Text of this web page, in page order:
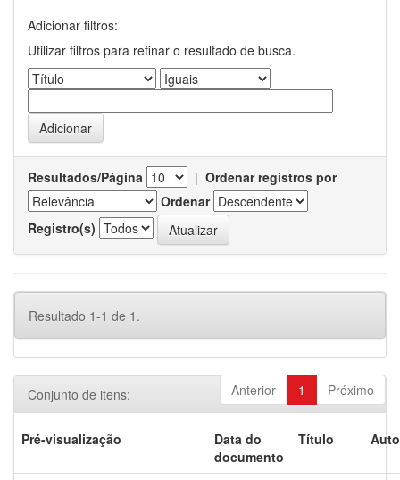
Adicionar filtros:
Utilizar filtros para refinar o resultado de busca.
Resultados/Página | Ordenar registros por
Ordenar
Registro(s)
Resultado 1-1 de 1.
Anterior 1 Próximo
Conjunto de itens:
Pré-visualização
Data do
documento
Título